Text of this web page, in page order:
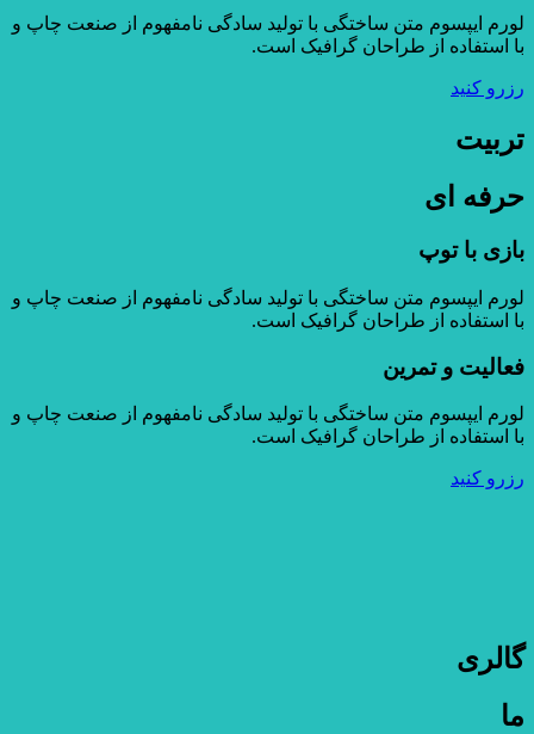
لورم ایپسوم متن ساختگی با تولید سادگی نامفهوم از صنعت چاپ و
با استفاده از طراحان گرافیک است.
رزرو کنید
تربیت
حرفه ای
بازی با توپ
لورم ایپسوم متن ساختگی با تولید سادگی نامفهوم از صنعت چاپ و
با استفاده از طراحان گرافیک است.
فعالیت و تمرین
لورم ایپسوم متن ساختگی با تولید سادگی نامفهوم از صنعت چاپ و
با استفاده از طراحان گرافیک است.
رزرو کنید
گالری
ما